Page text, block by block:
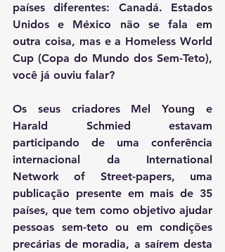
países diferentes: Canadá. Estados
Unidos e México não se fala em
outra coisa, mas e a Homeless World
Cup (Copa do Mundo dos Sem-Teto),
você já ouviu falar?
Os seus criadores Mel Young e
Harald Schmied estavam
participando de uma conferência
internacional da International
Network of Street-papers, uma
publicação presente em mais de 35
países, que tem como objetivo ajudar
pessoas sem-teto ou em condições
precárias de moradia, a saírem desta